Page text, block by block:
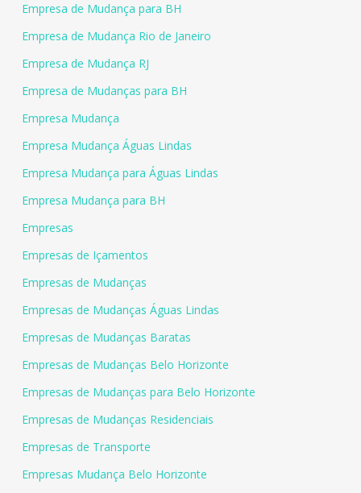
Empresa de Mudança para BH
Empresa de Mudança Rio de Janeiro
Empresa de Mudança RJ
Empresa de Mudanças para BH
Empresa Mudança
Empresa Mudança Águas Lindas
Empresa Mudança para Águas Lindas
Empresa Mudança para BH
Empresas
Empresas de Içamentos
Empresas de Mudanças
Empresas de Mudanças Águas Lindas
Empresas de Mudanças Baratas
Empresas de Mudanças Belo Horizonte
Empresas de Mudanças para Belo Horizonte
Empresas de Mudanças Residenciais
Empresas de Transporte
Empresas Mudança Belo Horizonte